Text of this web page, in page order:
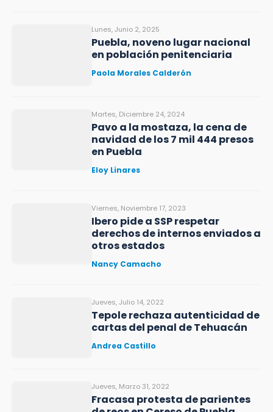
Lunes, Junio 2, 2025
Puebla, noveno lugar nacional
en población penitenciaria
Paola Morales Calderón
Martes, Diciembre 24, 2024
Pavo a la mostaza, la cena de
navidad de los 7 mil 444 presos
en Puebla
Eloy Linares
Viernes, Noviembre 17, 2023
Ibero pide a SSP respetar
derechos de internos enviados a
otros estados
Nancy Camacho
Jueves, Julio 14, 2022
Tepole rechaza autenticidad de
cartas del penal de Tehuacán
Andrea Castillo
Jueves, Marzo 31, 2022
Fracasa protesta de parientes